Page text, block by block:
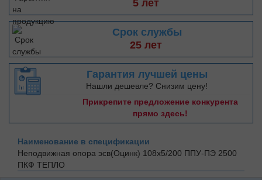
5 лет
Срок службы
25 лет
Гарантия лучшей цены
Нашли дешевле? Снизим цену!
Прикрепите предложение конкурента
прямо здесь!
Наименование в спецификации
Неподвижная опора эсв(Оцинк) 108х5/200 ППУ-ПЭ 2500
ПКФ ТЕПЛО